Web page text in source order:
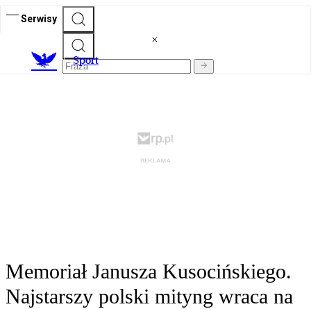
Serwisy
Sport
Memoriał Janusza Kusocińskiego.
Najstarszy polski mityng wraca na